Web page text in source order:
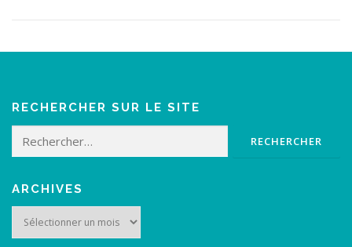
RECHERCHER SUR LE SITE
Rechercher :
ARCHIVES